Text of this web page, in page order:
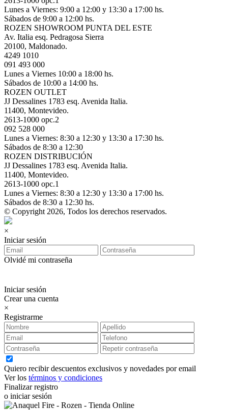
Lunes a Viernes: 9:00 a 12:00 y 13:30 a 17:00 hs.
Sábados de 9:00 a 12:00 hs.
ROZEN SHOWROOM PUNTA DEL ESTE
Av. Italia esq. Pedragosa Sierra
20100, Maldonado.
4249 1010
091 493 000
Lunes a Viernes 10:00 a 18:00 hs.
Sábados de 10:00 a 14:00 hs.
ROZEN OUTLET
JJ Dessalines 1783 esq. Avenida Italia.
11400, Montevideo.
2613-1000 opc.2
092 528 000
Lunes a Viernes: 8:30 a 12:30 y 13:30 a 17:30 hs.
Sábados de 8:30 a 12:30
ROZEN DISTRIBUCIÓN
JJ Dessalines 1783 esq. Avenida Italia.
11400, Montevideo.
2613-1000 opc.1
Lunes a Viernes: 8:30 a 12:30 y 13:30 a 17:00 hs.
Sábados de 8:30 a 12:30 hs.
© Copyright 2026, Todos los derechos reservados.
×
Iniciar sesión
Olvidé mi contraseña
Iniciar sesión
Crear una cuenta
×
Registrarme
Quiero recibir descuentos exclusivos y novedades por email
Ver los términos y condiciones
Finalizar registro
o iniciar sesión